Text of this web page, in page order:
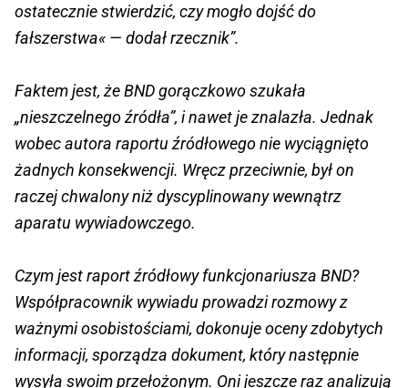
ostatecznie stwierdzić, czy mogło dojść do
fałszerstwa« — dodał rzecznik”.
Faktem jest, że BND gorączkowo szukała
„nieszczelnego źródła”, i nawet je znalazła. Jednak
wobec autora raportu źródłowego nie wyciągnięto
żadnych konsekwencji. Wręcz przeciwnie, był on
raczej chwalony niż dyscyplinowany wewnątrz
aparatu wywiadowczego.
Czym jest raport źródłowy funkcjonariusza BND?
Współpracownik wywiadu prowadzi rozmowy z
ważnymi osobistościami, dokonuje oceny zdobytych
informacji, sporządza dokument, który następnie
wysyła swoim przełożonym. Oni jeszcze raz analizują